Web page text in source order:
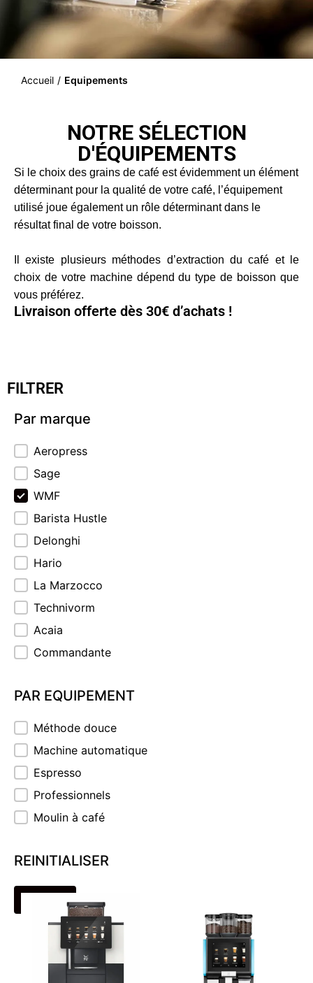
Accueil / Equipements
NOTRE SÉLECTION
D'ÉQUIPEMENTS
Si le choix des grains de café est évidemment un élément
déterminant pour la qualité de votre café, l’équipement
utilisé joue également un rôle déterminant dans le
résultat final de votre boisson.
Il existe plusieurs méthodes d’extraction du café et le
choix de votre machine dépend du type de boisson que
vous préférez.
Livraison offerte dès 30€ d’achats !
FILTRER
Par marque
Par marque
Aeropress
Sage
WMF
Barista Hustle
Delonghi
Hario
La Marzocco
Technivorm
Acaia
Commandante
PAR EQUIPEMENT
PAR EQUIPEMENT
Méthode douce
Machine automatique
Espresso
Professionnels
Moulin à café
REINITIALISER
REINITIALISER